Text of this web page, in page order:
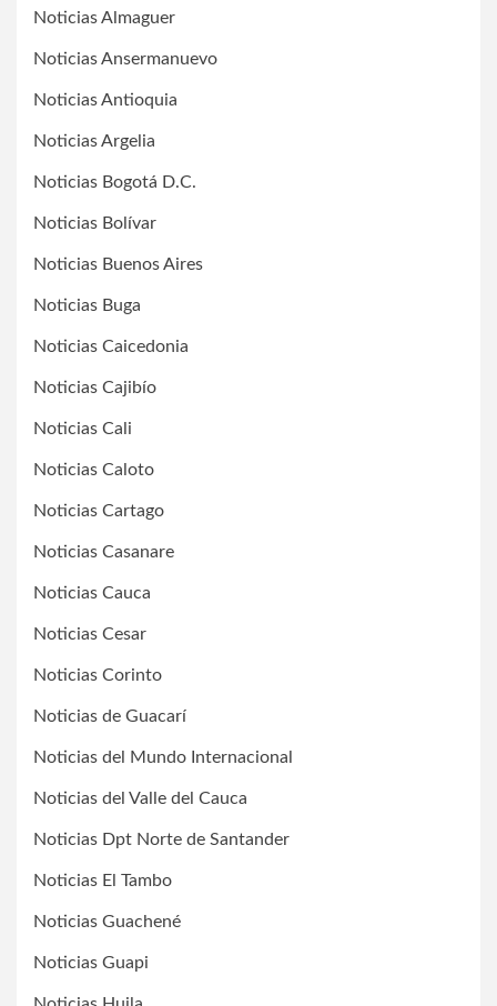
Noticias Almaguer
Noticias Ansermanuevo
Noticias Antioquia
Noticias Argelia
Noticias Bogotá D.C.
Noticias Bolívar
Noticias Buenos Aires
Noticias Buga
Noticias Caicedonia
Noticias Cajibío
Noticias Cali
Noticias Caloto
Noticias Cartago
Noticias Casanare
Noticias Cauca
Noticias Cesar
Noticias Corinto
Noticias de Guacarí
Noticias del Mundo Internacional
Noticias del Valle del Cauca
Noticias Dpt Norte de Santander
Noticias El Tambo
Noticias Guachené
Noticias Guapi